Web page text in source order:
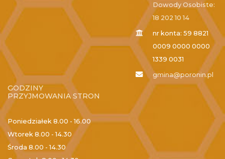
Dowody Osobiste:
18 202 10 14
nr konta: 59 8821
0009 0000 0000
1339 0031
gmina@poronin.pl
GODZINY
PRZYJMOWANIA STRON
Poniedziałek 8.00 - 16.00
Wtorek 8.00 - 14.30
Środa 8.00 - 14.30